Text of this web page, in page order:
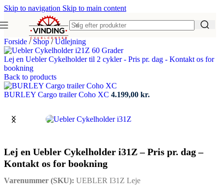
Skip to navigation Skip to main content
Forside / Shop/ Udlejning
Lej en Uebler Cykelholder til 2 cykler - Pris pr. dag - Kontakt os for
bookning
Back to products
BURLEY Cargo trailer Coho XC 4.199,00 kr.
Lej en Uebler Cykelholder i31Z – Pris pr. dag –
Kontakt os for bookning
Varenummer (SKU): UEBLER I31Z Leje